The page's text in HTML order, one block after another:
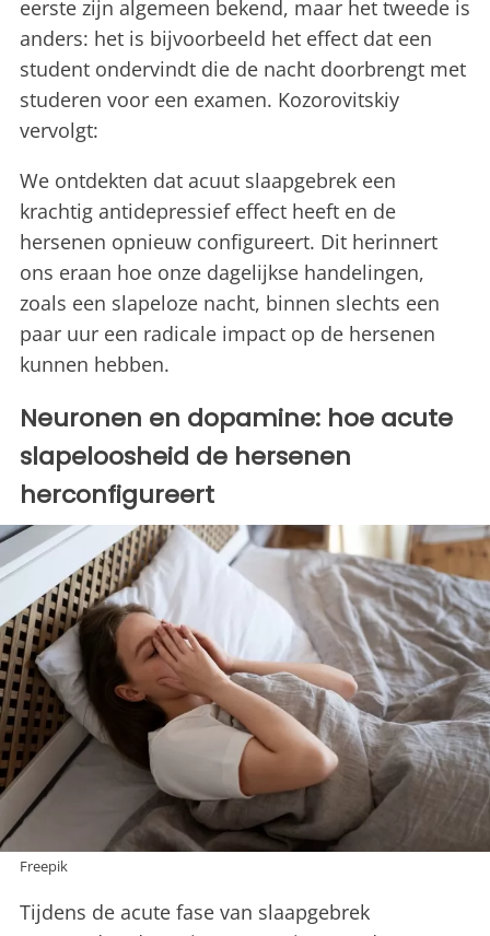
eerste zijn algemeen bekend, maar het tweede is
anders: het is bijvoorbeeld het effect dat een
student ondervindt die de nacht doorbrengt met
studeren voor een examen. Kozorovitskiy
vervolgt:
We ontdekten dat acuut slaapgebrek een
krachtig antidepressief effect heeft en de
hersenen opnieuw configureert. Dit herinnert
ons eraan hoe onze dagelijkse handelingen,
zoals een slapeloze nacht, binnen slechts een
paar uur een radicale impact op de hersenen
kunnen hebben.
Neuronen en dopamine: hoe acute
slapeloosheid de hersenen
herconfigureert
Freepik
Tijdens de acute fase van slaapgebrek